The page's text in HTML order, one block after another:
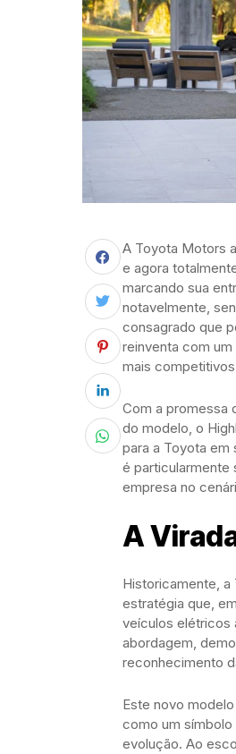
A Toyota Motors
e agora
marcando sua
notavelmente,
consagrado que
reinventa com
mais
Com a promessa
do modelo, o
para a Toyota em
é particularmente
empresa no
A
Historicamente,
estratégia que,
veículos elétricos
abordagem,
reconhecimento
Este novo
como um
evolução. Ao